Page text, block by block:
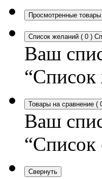
Просмотренные товары
Список желаний ( 0 )
Ваш
“Список
Товары на сравнение (
Ваш
“Список
Свернуть